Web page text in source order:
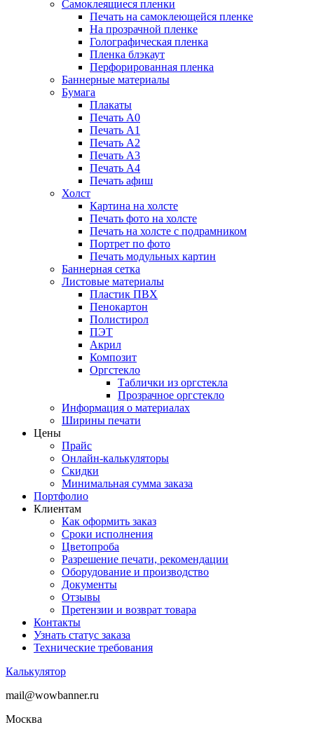
Самоклеящиеся пленки
Печать на самоклеющейся пленке
На прозрачной пленке
Голографическая пленка
Пленка блэкаут
Перфорированная пленка
Баннерные материалы
Бумага
Плакаты
Печать А0
Печать А1
Печать А2
Печать А3
Печать А4
Печать афиш
Холст
Картина на холсте
Печать фото на холсте
Печать на холсте с подрамником
Портрет по фото
Печать модульных картин
Баннерная сетка
Листовые материалы
Пластик ПВХ
Пенокартон
Полистирол
ПЭТ
Акрил
Композит
Оргстекло
Таблички из оргстекла
Прозрачное оргстекло
Информация о материалах
Ширины печати
Цены
Прайс
Онлайн-калькуляторы
Скидки
Минимальная сумма заказа
Портфолио
Клиентам
Как оформить заказ
Сроки исполнения
Цветопроба
Разрешение печати, рекомендации
Оборудование и производство
Документы
Отзывы
Претензии и возврат товара
Контакты
Узнать статус заказа
Технические требования
Калькулятор
mail@wowbanner.ru
Москва